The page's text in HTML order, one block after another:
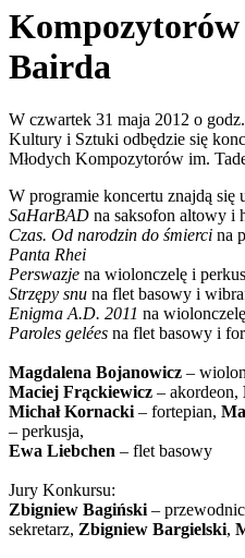
Kompozytorów
Bairda
W czwartek 31 maja 2012 o
Kultury i Sztuki odbędzie się
Młodych Kompozytorów im.
W programie koncertu znajdą się
SaHarBAD na saksofon altowy i
Czas. Od narodzin do śmierci na
Panta Rhei
Perswazje na wiolonczelę i
Strzępy snu na flet basowy i
Enigma A.D. 2011 na
Paroles gelées na flet basowy i
Magdalena Bojanowicz –
Maciej Frąckiewicz – akordeon,
Michał Kornacki – fortepian,
– perkusja,
Ewa Liebchen – flet basowy
Jury Konkursu:
Zbigniew Bagiński –
sekretarz, Zbigniew Bargielski,